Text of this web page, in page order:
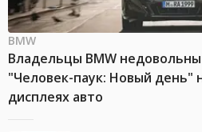
BMW
Владельцы BMW
"Человек-паук: Новый день"
дисплеях авто